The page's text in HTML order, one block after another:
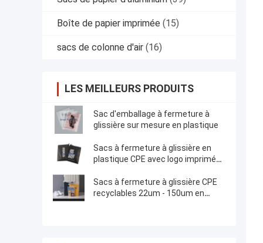
Boîte de papier imprimée (15)
sacs de colonne d'air (16)
LES MEILLEURS PRODUITS
Sac d'emballage à fermeture à
glissière sur mesure en plastique
Sacs à fermeture à glissière en
plastique CPE avec logo imprimé
Sacs à fermeture à glissière CPE
recyclables 22um - 150um en